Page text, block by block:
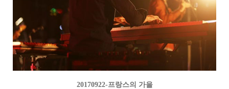
20170922-프랑스의 가을